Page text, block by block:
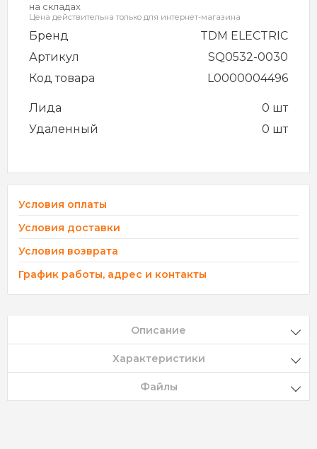
на складах
Цена действительна только для интернет-магазина
Бренд
TDM ELECTRIC
Артикул
SQ0532-0030
Код товара
L0000004496
Лида
0 шт
Удаленный
0 шт
Условия оплаты
Условия доставки
Условия возврата
График работы, адрес и контакты
Описание
Характеристики
Файлы